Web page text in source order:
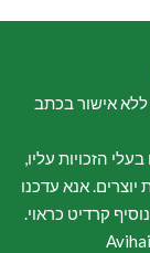
אישור בכתב
הזכויות עליו,
27א' לחוק זכויות יוצרים. אנא עדכנו
קרדיט כראוי.